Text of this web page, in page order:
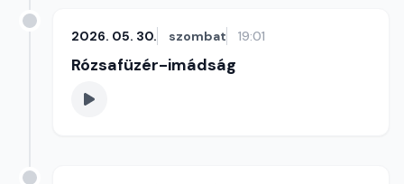
2026. 05. 30. szombat 19:01
Rózsafüzér-imádság